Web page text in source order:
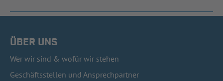
ÜBER UNS
Wer wir sind & wofür wir stehen
Geschäftsstellen und Ansprechpartner